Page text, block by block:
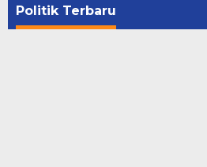
Politik Terbaru
Di NASIONAL, POLITIK, REJANG LEBONG